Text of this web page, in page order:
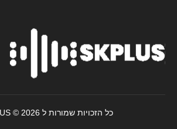
כל הזכויות שמורות ל SKPLUS © 2026